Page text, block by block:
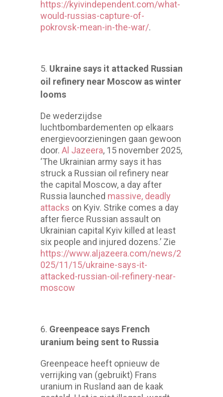
https://kyivindependent.com/what-
would-russias-capture-of-
pokrovsk-mean-in-the-war/.
Ukraine says it attacked Russian
oil refinery near Moscow as winter
looms
De wederzijdse
luchtbombardementen op elkaars
energievoorzieningen gaan gewoon
door. Al Jazeera, 15 november 2025,
‘The Ukrainian army says it has
struck a Russian oil refinery near
the capital Moscow, a day after
Russia launched massive, deadly
attacks on Kyiv. Strike comes a day
after fierce Russian assault on
Ukrainian capital Kyiv killed at least
six people and injured dozens.’ Zie
https://www.aljazeera.com/news/2
025/11/15/ukraine-says-it-
attacked-russian-oil-refinery-near-
moscow
Greenpeace says French
uranium being sent to Russia
Greenpeace heeft opnieuw de
verrijking van (gebruikt) Frans
uranium in Rusland aan de kaak